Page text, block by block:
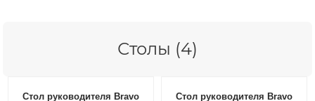
Столы (4)
Стол руководителя Bravo
Стол руководителя Bravo